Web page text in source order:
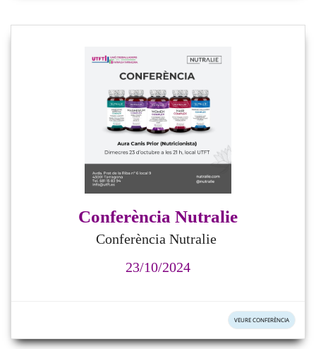
Conferència Nutralie
Conferència Nutralie
23/10/2024
VEURE CONFERÈNCIA